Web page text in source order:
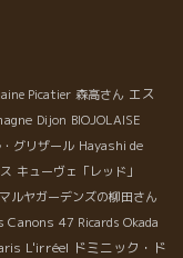
Picatier 森高さん エス
Dijon BIOJOLAISE
グリザール Hayashi de
キューヴェ「レッド」
マルヤガーデンズの柳田さん
Canons 47 Ricards Okada
L'irréel ドミニック・ド